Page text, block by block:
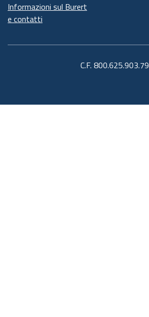
Informazioni sul Burert
e contatti
C.F. 800.625.903.79